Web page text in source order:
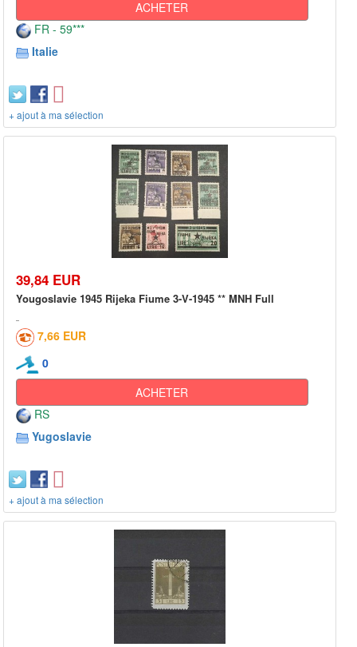
ACHETER
FR - 59***
Italie
+ ajout à ma sélection
39,84 EUR
Yougoslavie 1945 Rijeka Fiume 3-V-1945 ** MNH Full
7,66 EUR
0
ACHETER
RS
Yugoslavie
+ ajout à ma sélection